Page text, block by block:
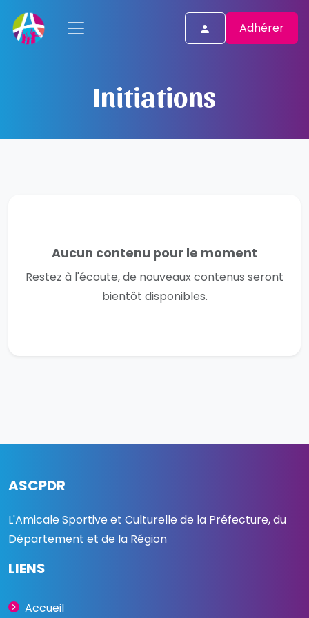
Adhérer
Initiations
Aucun contenu pour le moment
Restez à l'écoute, de nouveaux contenus seront
bientôt disponibles.
ASCPDR
L'Amicale Sportive et Culturelle de la Préfecture, du
Département et de la Région
LIENS
Accueil